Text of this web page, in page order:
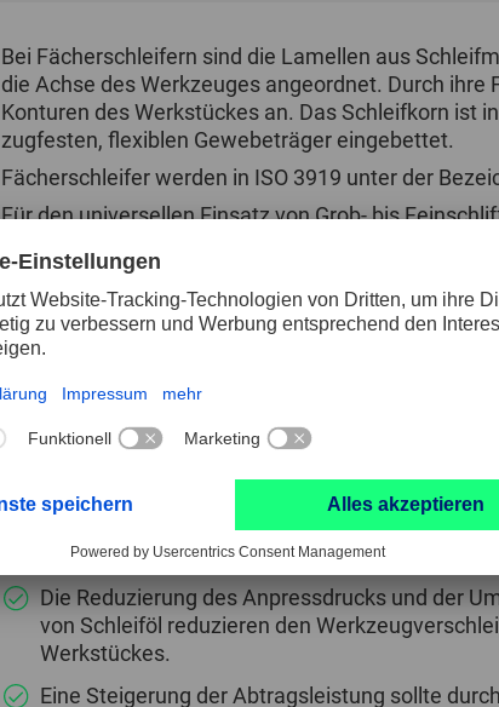
Bei Fächerschleifern sind die Lamellen aus
die Achse des Werkzeuges angeordnet. Durch ihre
Konturen des Werkstückes an. Das Schleifkorn ist
zugfesten, flexiblen Gewebeträger eingebettet.
Fächerschleifer werden in ISO 3919 unter der
Für den universellen Einsatz von Grob- bis
Optimale Konturenanpassung durch hohe
Gleichbleibend hoher Materialabtrag über die
aggressives Schleifmittel freigesetzt wird.
Stirnseitiger Einsatz sehr eng an Kanten und in
Gießkernkonstruktion.
Die Reduzierung des Anpressdrucks und der
von Schleiföl reduzieren den
Werkstückes.
Eine Steigerung der Abtragsleistung sollte